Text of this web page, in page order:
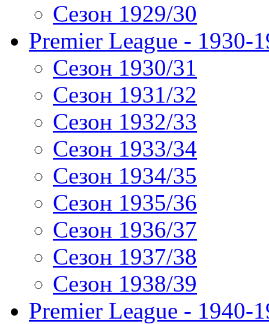
Сезон 1929/30
Premier League - 1930-
Сезон 1930/31
Сезон 1931/32
Сезон 1932/33
Сезон 1933/34
Сезон 1934/35
Сезон 1935/36
Сезон 1936/37
Сезон 1937/38
Сезон 1938/39
Premier League - 1940-